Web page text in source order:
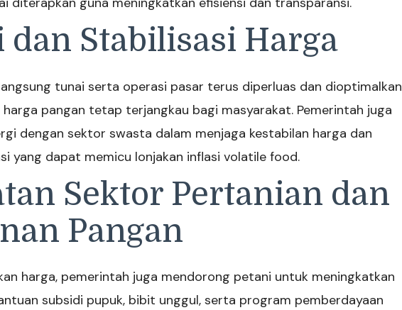
dan Stabilisasi Harga
tunai serta operasi pasar terus diperluas dan dioptimalkan
pangan tetap terjangkau bagi masyarakat. Pemerintah juga
dengan sektor swasta dalam menjaga kestabilan harga dan
yang dapat memicu lonjakan inflasi volatile food.
Sektor Pertanian dan
Pangan
harga, pemerintah juga mendorong petani untuk meningkatkan
subsidi pupuk, bibit unggul, serta program pemberdayaan